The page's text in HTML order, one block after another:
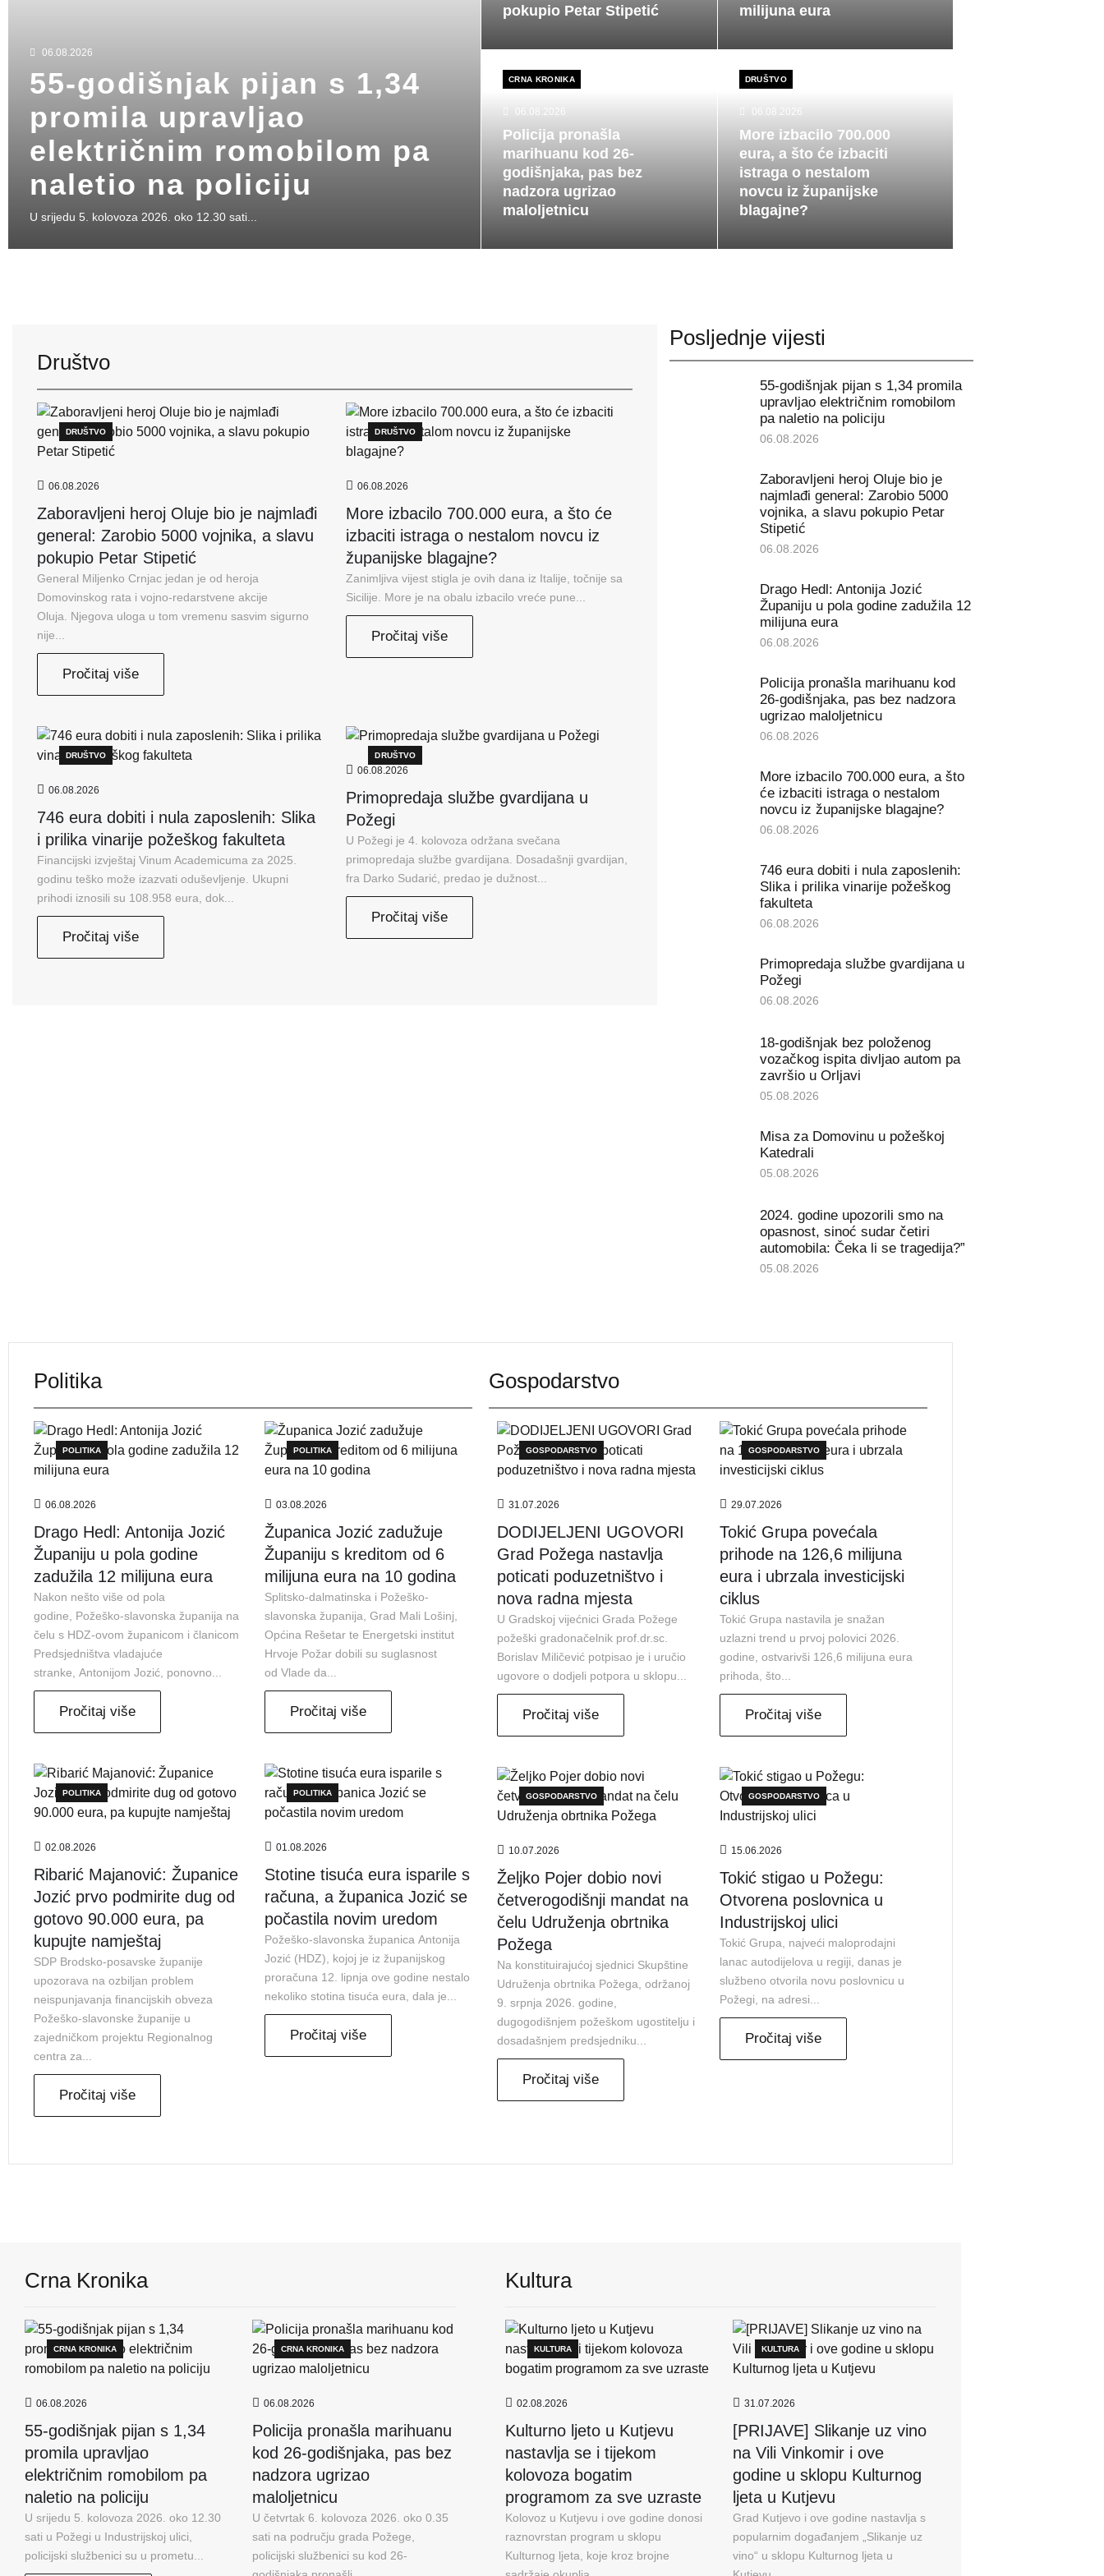
06.08.2026
55-godišnjak pijan s 1,34
promila upravljao
električnim romobilom pa
naletio na policiju
U srijedu 5. kolovoza 2026. oko 12.30 sati...
pokupio Petar Stipetić
milijuna eura
CRNA KRONIKA
06.08.2026
Policija pronašla
marihuanu kod 26-
godišnjaka, pas bez
nadzora ugrizao
maloljetnicu
DRUŠTVO
06.08.2026
More izbacilo 700.000
eura, a što će izbaciti
istraga o nestalom
novcu iz županijske
blagajne?
Društvo
DRUŠTVO
06.08.2026
Zaboravljeni heroj Oluje bio je najmlađi
general: Zarobio 5000 vojnika, a slavu
pokupio Petar Stipetić
General Miljenko Crnjac jedan je od heroja
Domovinskog rata i vojno-redarstvene akcije
Oluja. Njegova uloga u tom vremenu sasvim sigurno
nije...
Pročitaj više
DRUŠTVO
06.08.2026
More izbacilo 700.000 eura, a što će
izbaciti istraga o nestalom novcu iz
županijske blagajne?
Zanimljiva vijest stigla je ovih dana iz Italije, točnije sa
Sicilije. More je na obalu izbacilo vreće pune...
Pročitaj više
DRUŠTVO
06.08.2026
746 eura dobiti i nula zaposlenih: Slika
i prilika vinarije požeškog fakulteta
Financijski izvještaj Vinum Academicuma za 2025.
godinu teško može izazvati oduševljenje. Ukupni
prihodi iznosili su 108.958 eura, dok...
Pročitaj više
DRUŠTVO
06.08.2026
Primopredaja službe gvardijana u
Požegi
U Požegi je 4. kolovoza održana svečana
primopredaja službe gvardijana. Dosadašnji gvardijan,
fra Darko Sudarić, predao je dužnost...
Pročitaj više
Posljednje vijesti
55-godišnjak pijan s 1,34 promila
upravljao električnim romobilom
pa naletio na policiju
06.08.2026
Zaboravljeni heroj Oluje bio je
najmlađi general: Zarobio 5000
vojnika, a slavu pokupio Petar
Stipetić
06.08.2026
Drago Hedl: Antonija Jozić
Županiju u pola godine zadužila 12
milijuna eura
06.08.2026
Policija pronašla marihuanu kod
26-godišnjaka, pas bez nadzora
ugrizao maloljetnicu
06.08.2026
More izbacilo 700.000 eura, a što
će izbaciti istraga o nestalom
novcu iz županijske blagajne?
06.08.2026
746 eura dobiti i nula zaposlenih:
Slika i prilika vinarije požeškog
fakulteta
06.08.2026
Primopredaja službe gvardijana u
Požegi
06.08.2026
18-godišnjak bez položenog
vozačkog ispita divljao autom pa
završio u Orljavi
05.08.2026
Misa za Domovinu u požeškoj
Katedrali
05.08.2026
2024. godine upozorili smo na
opasnost, sinoć sudar četiri
automobila: Čeka li se tragedija?”
05.08.2026
Politika
POLITIKA
06.08.2026
Drago Hedl: Antonija Jozić
Županiju u pola godine
zadužila 12 milijuna eura
Nakon nešto više od pola
godine, Požeško-slavonska županija na
čelu s HDZ-ovom županicom i članicom
Predsjedništva vladajuće
stranke, Antonijom Jozić, ponovno...
Pročitaj više
POLITIKA
03.08.2026
Županica Jozić zadužuje
Županiju s kreditom od 6
milijuna eura na 10 godina
Splitsko-dalmatinska i Požeško-
slavonska županija, Grad Mali Lošinj,
Općina Rešetar te Energetski institut
Hrvoje Požar dobili su suglasnost
od Vlade da...
Pročitaj više
POLITIKA
02.08.2026
Ribarić Majanović: Županice
Jozić prvo podmirite dug od
gotovo 90.000 eura, pa
kupujte namještaj
SDP Brodsko-posavske županije
upozorava na ozbiljan problem
neispunjavanja financijskih obveza
Požeško-slavonske županije u
zajedničkom projektu Regionalnog
centra za...
Pročitaj više
POLITIKA
01.08.2026
Stotine tisuća eura isparile s
računa, a županica Jozić se
počastila novim uredom
Požeško-slavonska županica Antonija
Jozić (HDZ), kojoj je iz županijskog
proračuna 12. lipnja ove godine nestalo
nekoliko stotina tisuća eura, dala je...
Pročitaj više
Gospodarstvo
GOSPODARSTVO
31.07.2026
DODIJELJENI UGOVORI
Grad Požega nastavlja
poticati poduzetništvo i
nova radna mjesta
U Gradskoj vijećnici Grada Požege
požeški gradonačelnik prof.dr.sc.
Borislav Miličević potpisao je i uručio
ugovore o dodjeli potpora u sklopu...
Pročitaj više
GOSPODARSTVO
29.07.2026
Tokić Grupa povećala
prihode na 126,6 milijuna
eura i ubrzala investicijski
ciklus
Tokić Grupa nastavila je snažan
uzlazni trend u prvoj polovici 2026.
godine, ostvarivši 126,6 milijuna eura
prihoda, što...
Pročitaj više
GOSPODARSTVO
10.07.2026
Željko Pojer dobio novi
četverogodišnji mandat na
čelu Udruženja obrtnika
Požega
Na konstituirajućoj sjednici Skupštine
Udruženja obrtnika Požega, održanoj
9. srpnja 2026. godine,
dugogodišnjem požeškom ugostitelju i
dosadašnjem predsjedniku...
Pročitaj više
GOSPODARSTVO
15.06.2026
Tokić stigao u Požegu:
Otvorena poslovnica u
Industrijskoj ulici
Tokić Grupa, najveći maloprodajni
lanac autodijelova u regiji, danas je
službeno otvorila novu poslovnicu u
Požegi, na adresi...
Pročitaj više
Crna Kronika
CRNA KRONIKA
06.08.2026
55-godišnjak pijan s 1,34
promila upravljao
električnim romobilom pa
naletio na policiju
U srijedu 5. kolovoza 2026. oko 12.30
sati u Požegi u Industrijskoj ulici,
policijski službenici su u prometu...
CRNA KRONIKA
06.08.2026
Policija pronašla marihuanu
kod 26-godišnjaka, pas bez
nadzora ugrizao
maloljetnicu
U četvrtak 6. kolovoza 2026. oko 0.35
sati na području grada Požege,
policijski službenici su kod 26-
Kultura
KULTURA
02.08.2026
Kulturno ljeto u Kutjevu
nastavlja se i tijekom
kolovoza bogatim
programom za sve uzraste
Kolovoz u Kutjevu i ove godine donosi
raznovrstan program u sklopu
Kulturnog ljeta, koje kroz brojne
KULTURA
31.07.2026
[PRIJAVE] Slikanje uz vino
na Vili Vinkomir i ove
godine u sklopu Kulturnog
ljeta u Kutjevu
Grad Kutjevo i ove godine nastavlja s
popularnim događanjem „Slikanje uz
vino“ u sklopu Kulturnog ljeta u